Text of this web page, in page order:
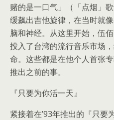
赌的是一口气」（「点烟」
缓飙出吉他旋律，在当时就
脑和神经。从这里开始，伍
投入了台湾的流行音乐市场
命。这些都是在他个人首张
推出之前的事。
『只要为你活一天』
紧接着在’93年推出的『只要